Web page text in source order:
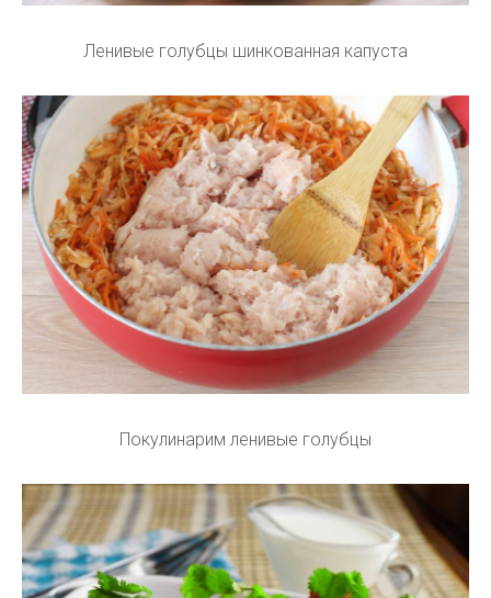
Ленивые голубцы шинкованная капуста
Покулинарим ленивые голубцы